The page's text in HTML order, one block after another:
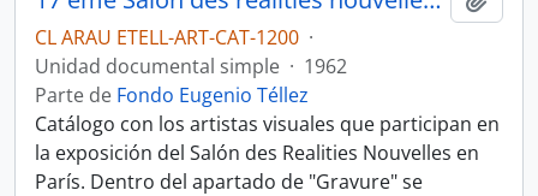
CL ARAU ETELL-ART-CAT-1200 ·
Unidad documental simple · 1962
Parte de Fondo Eugenio Téllez
Catálogo con los artistas visuales que participan en
la exposición del Salón des Realities Nouvelles en
París. Dentro del apartado de "Gravure" se